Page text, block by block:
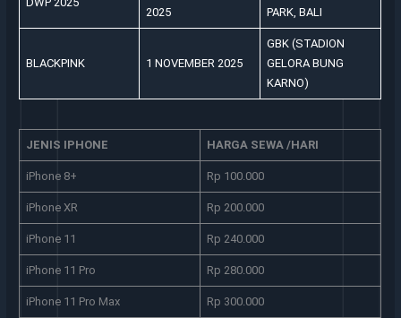
2025 PARK, BALI
BLACKPINK 1 NOVEMBER 2025
GBK (STADION
GELORA BUNG
KARNO)
JENIS IPHONE HARGA SEWA /HARI
iPhone 8+ Rp 100.000
iPhone XR Rp 200.000
iPhone 11 Rp 240.000
iPhone 11 Pro Rp 280.000
iPhone 11 Pro Max Rp 300.000